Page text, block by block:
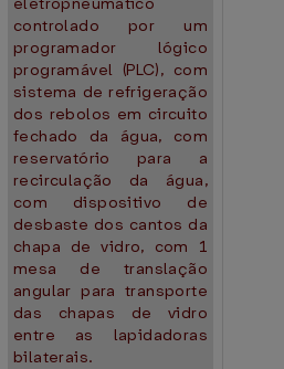
controlado por um
programador lógico
programável (PLC), com
sistema de refrigeração
dos rebolos em circuito
fechado da água, com
reservatório para a
recirculação da água,
com dispositivo de
desbaste dos cantos da
chapa de vidro, com 1
mesa de translação
angular para transporte
das chapas de vidro
entre as lapidadoras
bilaterais.